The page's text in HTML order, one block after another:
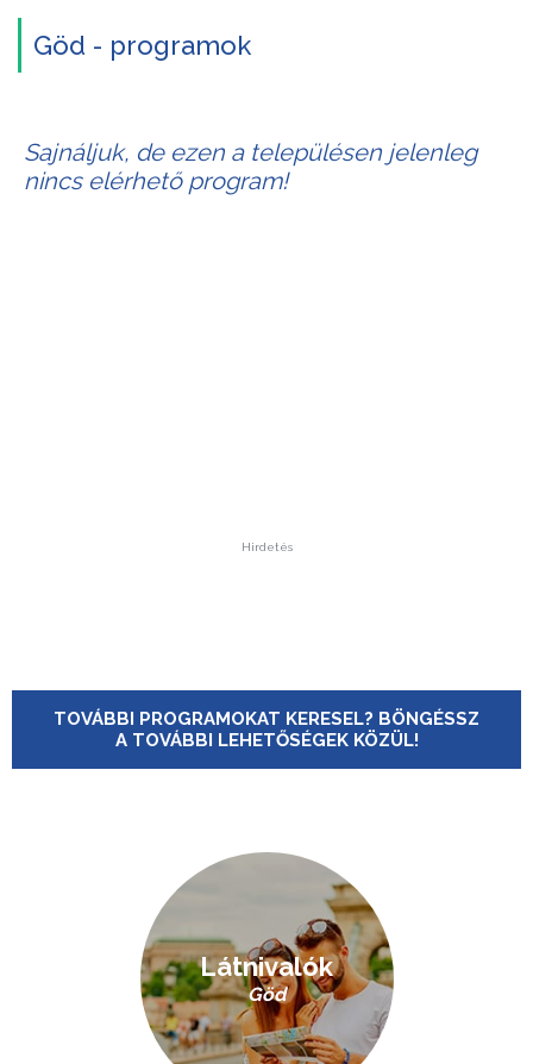
Göd - programok
Sajnáljuk, de ezen a településen jelenleg
nincs elérhető program!
Hirdetés
TOVÁBBI PROGRAMOKAT KERESEL? BÖNGÉSSZ
A TOVÁBBI LEHETŐSÉGEK KÖZÜL!
Látnivalók
Göd